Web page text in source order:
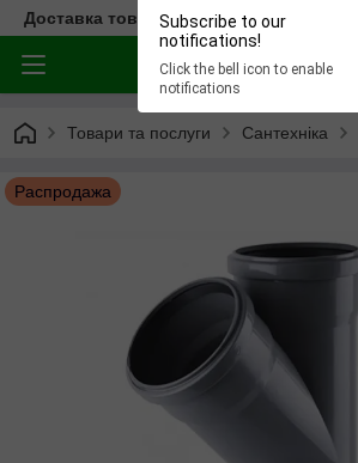
Subscribe to our
notifications!
Click the bell icon to enable
notifications
Доставка товара по всей Украине
Товари та послуги Сантехніка
Распродажа